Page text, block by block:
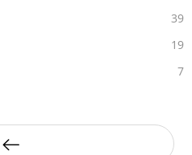
39
19
7